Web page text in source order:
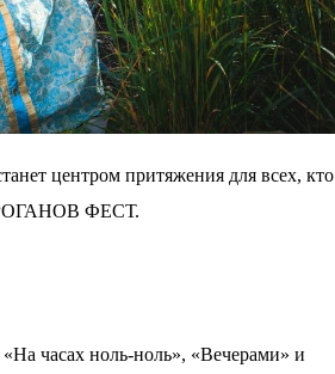
центром притяжения для всех, кто
ФЕСТ.
часах ноль-ноль», «Вечерами» и